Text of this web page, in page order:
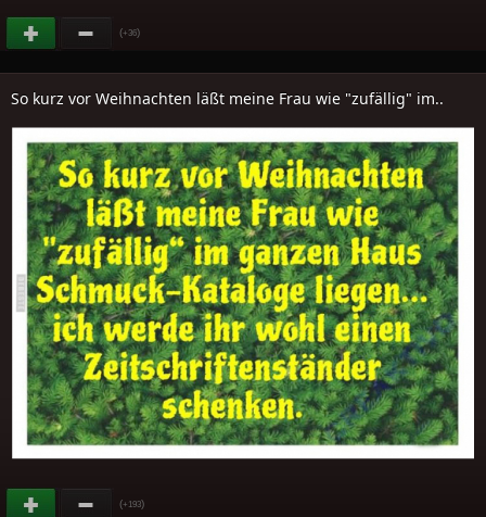
(+36)
So kurz vor Weihnachten läßt meine Frau wie "zufällig" im..
(+193)